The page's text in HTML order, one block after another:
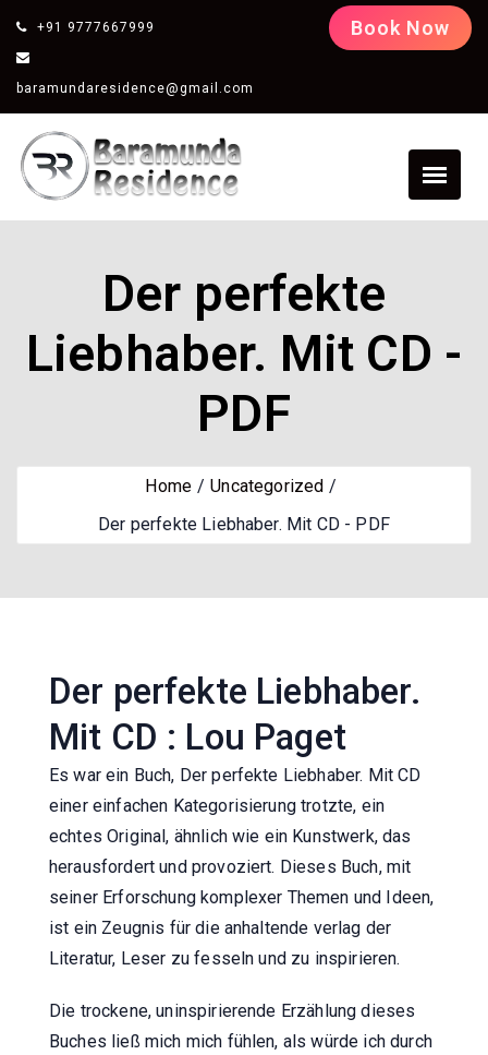
+91 9777667999
baramundaresidence@gmail.com
Book Now
Der perfekte
Liebhaber. Mit CD -
PDF
Home
Uncategorized
Der perfekte Liebhaber. Mit CD - PDF
Der perfekte Liebhaber.
Mit CD : Lou Paget
Es war ein Buch, Der perfekte Liebhaber. Mit CD
einer einfachen Kategorisierung trotzte, ein
echtes Original, ähnlich wie ein Kunstwerk, das
herausfordert und provoziert. Dieses Buch, mit
seiner Erforschung komplexer Themen und Ideen,
ist ein Zeugnis für die anhaltende verlag der
Literatur, Leser zu fesseln und zu inspirieren.
Die trockene, uninspirierende Erzählung dieses
Buches ließ mich mich fühlen, als würde ich durch